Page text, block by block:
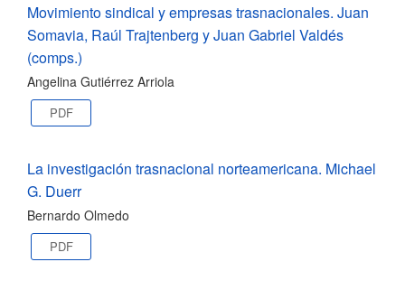
Movimiento sindical y empresas trasnacionales. Juan
Somavia, Raúl Trajtenberg y Juan Gabriel Valdés
(comps.)
Angelina Gutiérrez Arriola
PDF
La investigación trasnacional norteamericana. Michael
G. Duerr
Bernardo Olmedo
PDF